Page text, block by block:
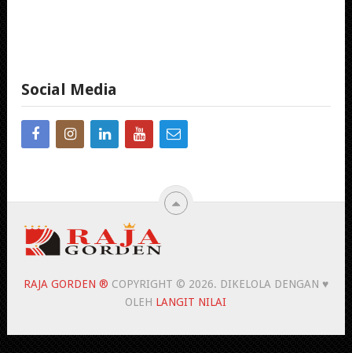
Social Media
RAJA GORDEN ® COPYRIGHT © 2026. DIKELOLA DENGAN ♥
OLEH LANGIT NILAI